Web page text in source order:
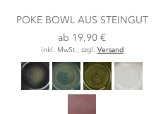
POKE BOWL AUS STEINGUT
ab 19,90 €
inkl. MwSt., zzgl. Versand